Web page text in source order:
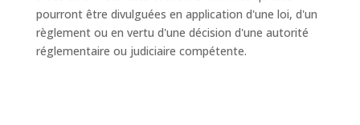
pourront être divulguées en application d'une loi, d'un
règlement ou en vertu d'une décision d'une autorité
réglementaire ou judiciaire compétente.